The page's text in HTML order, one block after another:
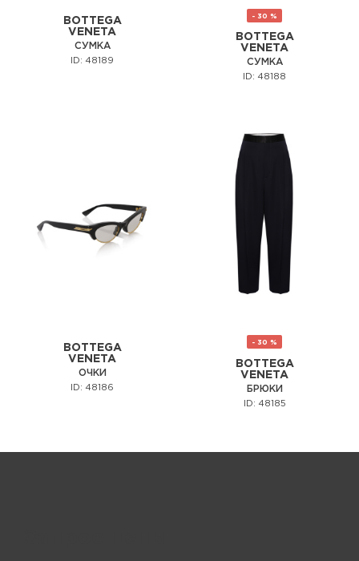
BOTTEGA
VENETA
СУМКА
ID: 48189
- 30 %
BOTTEGA
VENETA
СУМКА
ID: 48188
BOTTEGA
VENETA
ОЧКИ
ID: 48186
- 30 %
BOTTEGA
VENETA
БРЮКИ
ID: 48185